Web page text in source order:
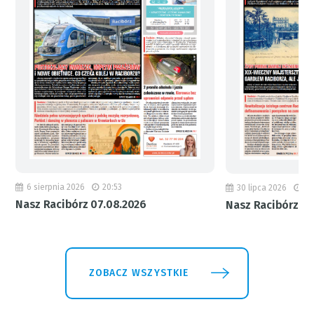
6 sierpnia 2026 20:53
Nasz Racibórz 07.08.2026
30 lipca 2026
Nasz Racibórz
ZOBACZ WSZYSTKIE